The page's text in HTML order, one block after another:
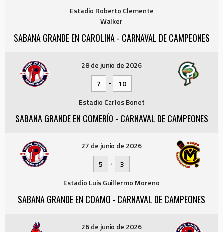
Estadio Roberto Clemente
Walker
SABANA GRANDE EN CAROLINA - CARNAVAL DE CAMPEONES
28 de junio de 2026
7
-
10
Estadio Carlos Bonet
SABANA GRANDE EN COMERÍO - CARNAVAL DE CAMPEONES
27 de junio de 2026
5
-
3
Estadio Luis Guillermo Moreno
SABANA GRANDE EN COAMO - CARNAVAL DE CAMPEONES
26 de junio de 2026